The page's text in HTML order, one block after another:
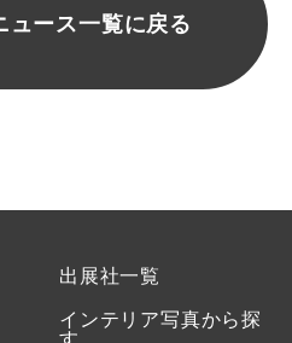
ュース一覧に戻る
出展社一覧
インテリア写真から探
す